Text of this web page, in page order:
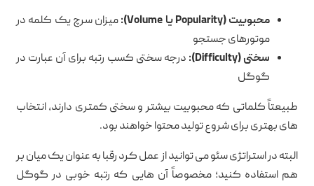
محبوبیت (Popularity یا Volume):
میزان سرچ یک کلمه در
موتورهای جستجو
سختی (Difficulty):
درجه سختی کسب رتبه برای آن عبارت در
گوگل
طبیعتاً کلماتی که محبوبیت بیشتر و سختی کمتری دارند، انتخاب
های بهتری برای شروع تولید محتوا خواهند بود.
البته در استراتژی سئو می توانید از عمل کرد رقبا به عنوان یک میان بر
هم استفاده کنید؛ مخصوصاً آن هایی که رتبه خوبی در گوگل